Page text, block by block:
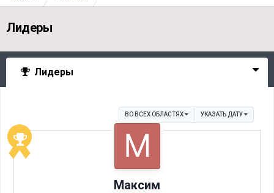
Лидеры
Лидеры
ВО ВСЕХ ОБЛАСТЯХ УКАЗАТЬ ДАТУ
Максим